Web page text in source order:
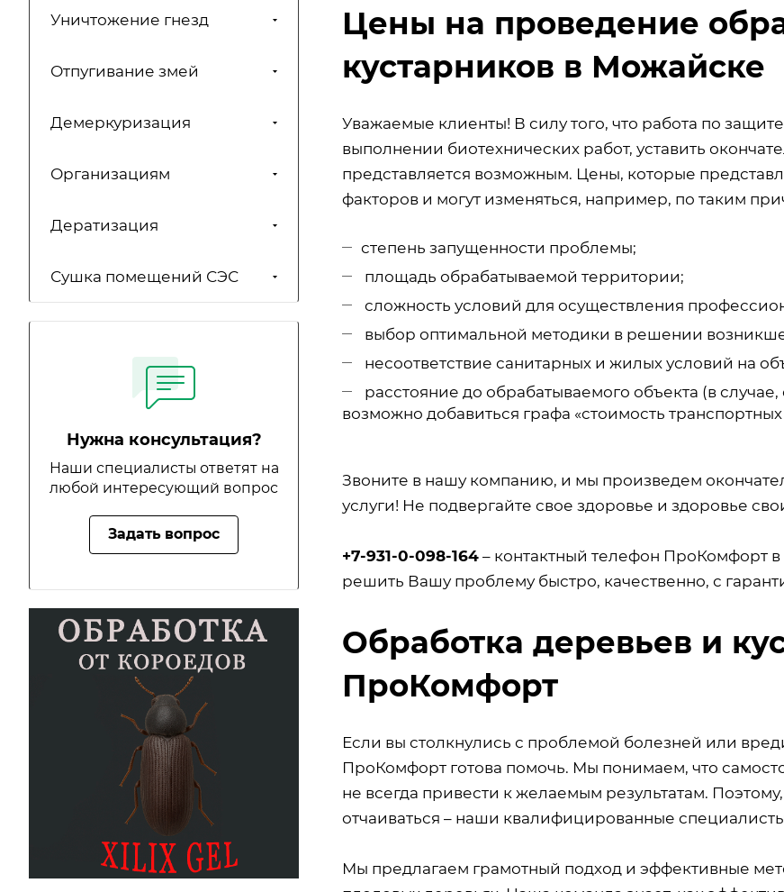
Цены на проведение
кустарников в Можайске
Уважаемые клиенты! В силу того, что работа по
выполнении биотехнических работ, уставить
представляется возможным. Цены, которые
факторов и могут изменяться, например, по таким
степень запущенности проблемы;
площадь обрабатываемой территории;
сложность условий для осуществления
выбор оптимальной методики в решении
несоответствие санитарных и жилых условий на
расстояние до обрабатываемого объекта (в
возможно добавиться графа «стоимость транспортных
Звоните в нашу компанию, и мы произведем
услуги! Не подвергайте свое здоровье и здоровье
+7-931-0-098-164 – контактный телефон ПроКомфорт
решить Вашу проблему быстро, качественно, с
Обработка деревьев и
ПроКомфорт
Если вы столкнулись с проблемой болезней или
ПроКомфорт готова помочь. Мы понимаем, что
не всегда привести к желаемым результатам.
отчаиваться – наши квалифицированные
Мы предлагаем грамотный подход и эффективные
Уничтожение гнезд
Отпугивание змей
Демеркуризация
Организациям
Дератизация
Сушка помещений СЭС
Нужна консультация?
Наши специалисты ответят на
любой интересующий вопрос
Задать вопрос